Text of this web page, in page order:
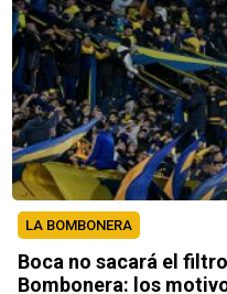
LA BOMBONERA
Boca no sacará el
Bombonera: los